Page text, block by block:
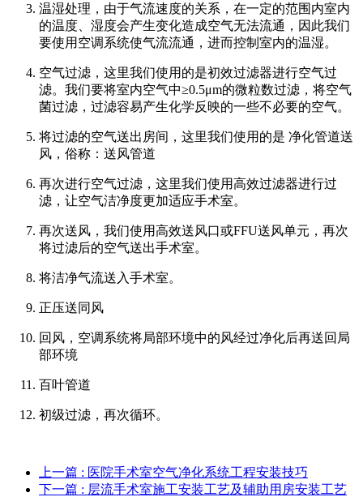
温湿处理，由于气流速度的关系，在一定的范围内室内
的温度、湿度会产生变化造成空气无法流通，因此我们
要使用空调系统使气流流通，进而控制室内的温湿。
空气过滤，这里我们使用的是初效过滤器进行空气过
滤。我们要将室内空气中≥0.5μm的微粒数过滤，将空气
菌过滤，过滤容易产生化学反映的一些不必要的空气。
将过滤的空气送出房间，这里我们使用的是 净化管道送
风，俗称：送风管道
再次进行空气过滤，这里我们使用高效过滤器进行过
滤，让空气洁净度更加适应手术室。
再次送风，我们使用高效送风口或FFU送风单元，再次
将过滤后的空气送出手术室。
将洁净气流送入手术室。
正压送同风
回风，空调系统将局部环境中的风经过净化后再送回局
部环境
百叶管道
初级过滤，再次循环。
上一篇 : 医院手术室空气净化系统工程安装技巧
下一篇 : 层流手术室施工安装工艺及辅助用房安装工艺